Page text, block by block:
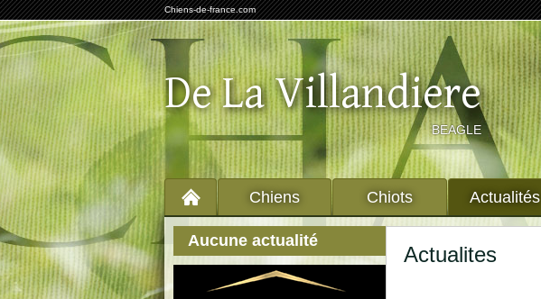
Chiens-de-france.com
De La Villandiere
BEAGLE
Chiens Chiots Actualités
Aucune actualité
Actualites